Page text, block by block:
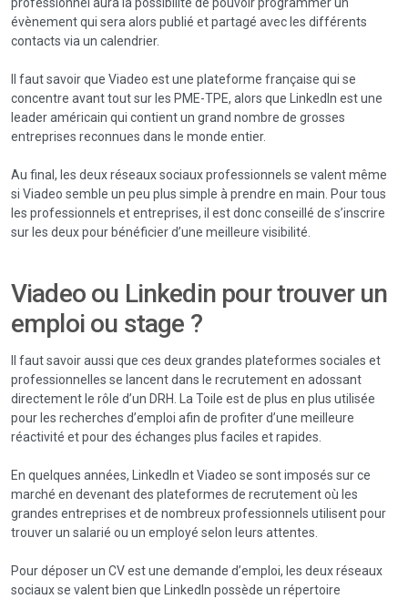
évènement qui sera alors publié et partagé avec les différents
contacts via un calendrier.
Il faut savoir que Viadeo est une plateforme française qui se
concentre avant tout sur les PME-TPE, alors que LinkedIn est une
leader américain qui contient un grand nombre de grosses
entreprises reconnues dans le monde entier.
Au final, les deux réseaux sociaux professionnels se valent même
si Viadeo semble un peu plus simple à prendre en main. Pour tous
les professionnels et entreprises, il est donc conseillé de s’inscrire
sur les deux pour bénéficier d’une meilleure visibilité.
Viadeo ou Linkedin pour trouver un
emploi ou stage ?
Il faut savoir aussi que ces deux grandes plateformes sociales et
professionnelles se lancent dans le recrutement en adossant
directement le rôle d’un DRH. La Toile est de plus en plus utilisée
pour les recherches d’emploi afin de profiter d’une meilleure
réactivité et pour des échanges plus faciles et rapides.
En quelques années, LinkedIn et Viadeo se sont imposés sur ce
marché en devenant des plateformes de recrutement où les
grandes entreprises et de nombreux professionnels utilisent pour
trouver un salarié ou un employé selon leurs attentes.
Pour déposer un CV est une demande d’emploi, les deux réseaux
sociaux se valent bien que LinkedIn possède un répertoire